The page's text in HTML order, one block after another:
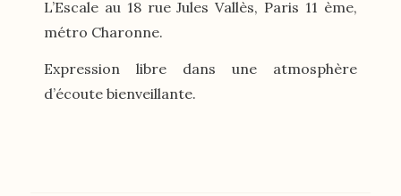
L’Escale au 18 rue Jules Vallès, Paris 11 ème,
métro Charonne.
Expression libre dans une atmosphère
d’écoute bienveillante.